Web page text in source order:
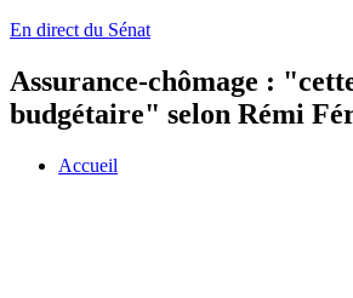
En direct du Sénat
Assurance-chômage :
budgétaire" selon Rémi
Accueil